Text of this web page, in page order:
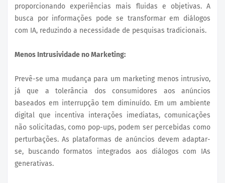
proporcionando experiências mais fluidas e objetivas. A
busca por informações pode se transformar em diálogos
com IA, reduzindo a necessidade de pesquisas tradicionais.
Menos Intrusividade no Marketing:
Prevê-se uma mudança para um marketing menos intrusivo,
já que a tolerância dos consumidores aos anúncios
baseados em interrupção tem diminuído. Em um ambiente
digital que incentiva interações imediatas, comunicações
não solicitadas, como pop-ups, podem ser percebidas como
perturbações. As plataformas de anúncios devem adaptar-
se, buscando formatos integrados aos diálogos com IAs
generativas.